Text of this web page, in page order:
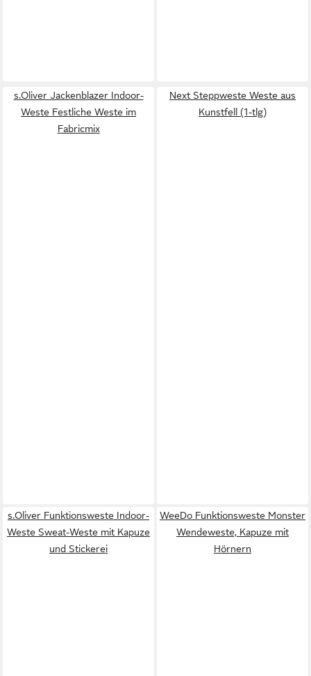
s.Oliver Jackenblazer Indoor-
Weste Festliche Weste im
Fabricmix
Next Steppweste Weste aus
Kunstfell (1-tlg)
s.Oliver Funktionsweste Indoor-
Weste Sweat-Weste mit Kapuze
und Stickerei
WeeDo Funktionsweste Monster
Wendeweste, Kapuze mit
Hörnern